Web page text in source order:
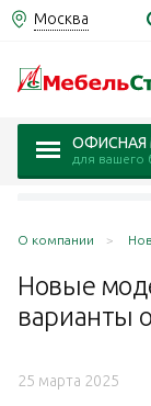
Москва
ОФИСНАЯ
для вашего
О компании
Новые
варианты
25 марта 2025